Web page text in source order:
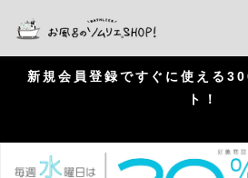
P
新規会員登録ですぐに使える
ト！